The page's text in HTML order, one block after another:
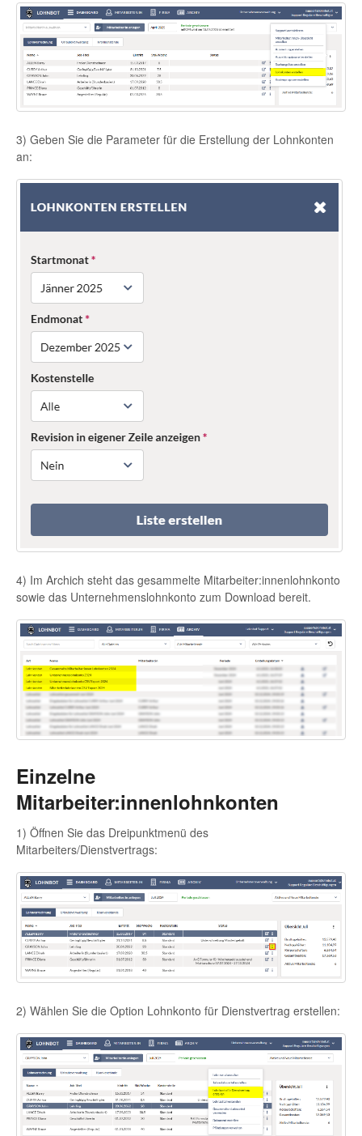
3) Geben Sie die Parameter für die Erstellung der Lohnkonten
an:
4) Im Archich steht das gesammelte Mitarbeiter:innenlohnkonto
sowie das Unternehmenslohnkonto zum Download bereit.
Einzelne
Mitarbeiter:innenlohnkonten
1) Öffnen Sie das Dreipunktmenü des
Mitarbeiters/Dienstvertrags:
2) Wählen Sie die Option Lohnkonto für Dienstvertrag erstellen: